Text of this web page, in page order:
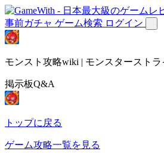
事前ガチャ ゲーム検索 ログイン
モンスト攻略wiki | モンスターストラ
掲示板Q&A
トップに戻る
ゲーム攻略一覧を見る